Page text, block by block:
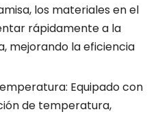
los materiales en el
rápidamente a la
mejorando la eficiencia
Equipado con
de temperatura,